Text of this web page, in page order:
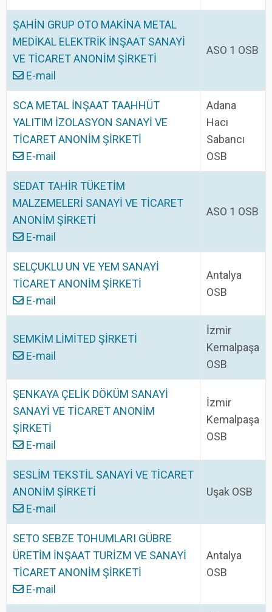
ŞAHİN GRUP OTO MAKİNA METAL
MEDİKAL ELEKTRİK İNŞAAT SANAYİ
VE TİCARET ANONİM ŞİRKETİ
E-mail
ASO 1 OSB
SCA METAL İNŞAAT TAAHHÜT
YALITIM İZOLASYON SANAYİ VE
TİCARET ANONİM ŞİRKETİ
E-mail
Adana
Hacı
Sabancı
OSB
SEDAT TAHİR TÜKETİM
MALZEMELERİ SANAYİ VE TİCARET
ANONİM ŞİRKETİ
E-mail
ASO 1 OSB
SELÇUKLU UN VE YEM SANAYİ
TİCARET ANONİM ŞİRKETİ
E-mail
Antalya
OSB
SEMKİM LİMİTED ŞİRKETİ
E-mail
İzmir
Kemalpaşa
OSB
ŞENKAYA ÇELİK DÖKÜM SANAYİ
SANAYİ VE TİCARET ANONİM
ŞİRKETİ
E-mail
İzmir
Kemalpaşa
OSB
SESLİM TEKSTİL SANAYİ VE TİCARET
ANONİM ŞİRKETİ
E-mail
Uşak OSB
SETO SEBZE TOHUMLARI GÜBRE
ÜRETİM İNŞAAT TURİZM VE SANAYİ
TİCARET ANONİM ŞİRKETİ
E-mail
Antalya
OSB